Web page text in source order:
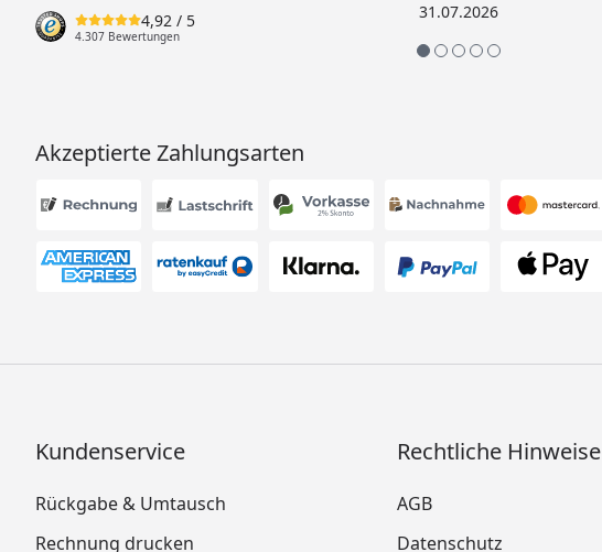
4,92 / 5
4.307 Bewertungen
31.07.2026
Akzeptierte Zahlungsarten
Kundenservice
Rückgabe & Umtausch
Rechnung drucken
Rechtliche Hinweise
AGB
Datenschutz